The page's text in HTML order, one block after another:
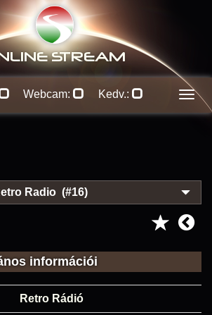
STREAM
Webcam: Kedv.:
Radio (#16)
információi
Retro Rádió